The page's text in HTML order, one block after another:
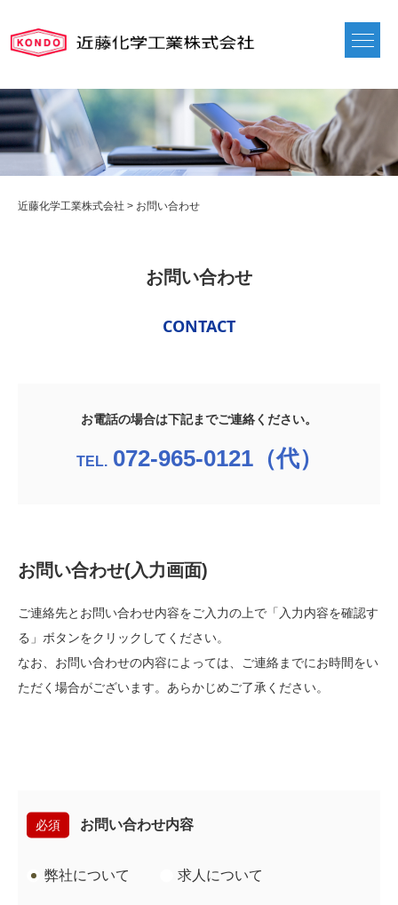
近藤化学工業株式会社 > お問い合わせ
お問い合わせ
CONTACT
お電話の場合は下記までご連絡ください。
072-965-0121（代）
お問い合わせ(入力画面)
ご連絡先とお問い合わせ内容をご入力の上で「入力内容を確認す
る」ボタンをクリックしてください。
なお、お問い合わせの内容によっては、ご連絡までにお時間をい
ただく場合がございます。あらかじめご了承ください。
お問い合わせ内容
必須
弊社について 求人について